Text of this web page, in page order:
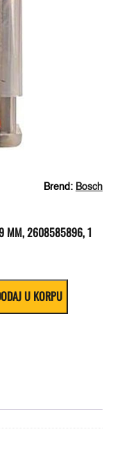
Brend: Bosch
9 MM, 2608585896, 1
U KORPU